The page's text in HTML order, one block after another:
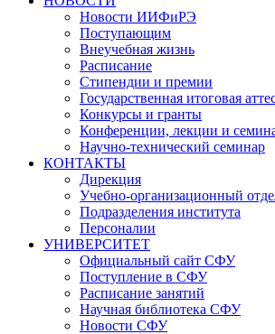
Новости ИИФиРЭ
Поступающим
Внеучебная жизнь
Расписание
Стипендии и премии
Государственная итоговая
Конкурсы и гранты
Конференции, лекции и
Научно-технический семинар
КОНТАКТЫ
Дирекция
Учебно-организационный
Подразделения института
Персоналии
УНИВЕРСИТЕТ
Официальный сайт СФУ
Поступление в СФУ
Расписание занятий
Научная библиотека СФУ
Новости СФУ